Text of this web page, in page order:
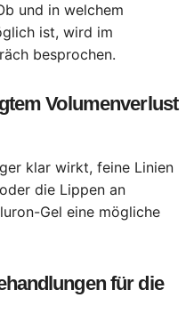
und in welchem
ist, wird im
besprochen.
Volumenverlust
klar wirkt, feine Linien
die Lippen an
Gel eine mögliche
für die